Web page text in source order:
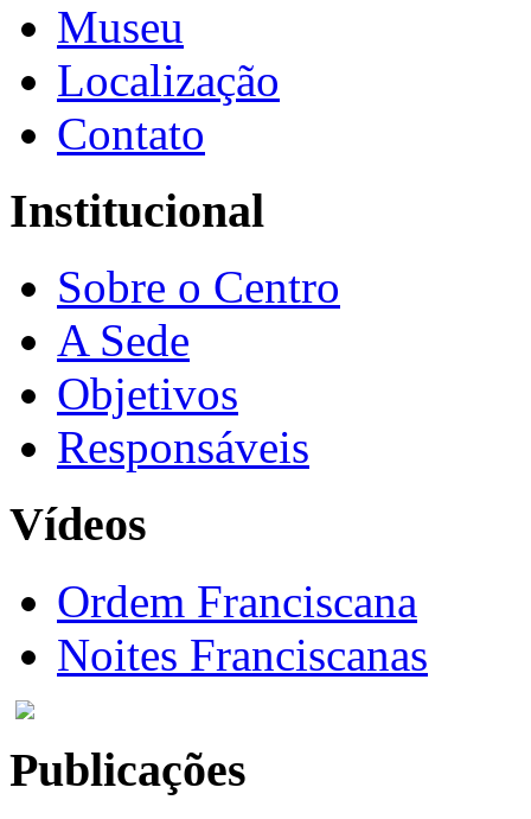
Museu
Localização
Contato
Institucional
Sobre o Centro
A Sede
Objetivos
Responsáveis
Vídeos
Ordem Franciscana
Noites Franciscanas
Publicações